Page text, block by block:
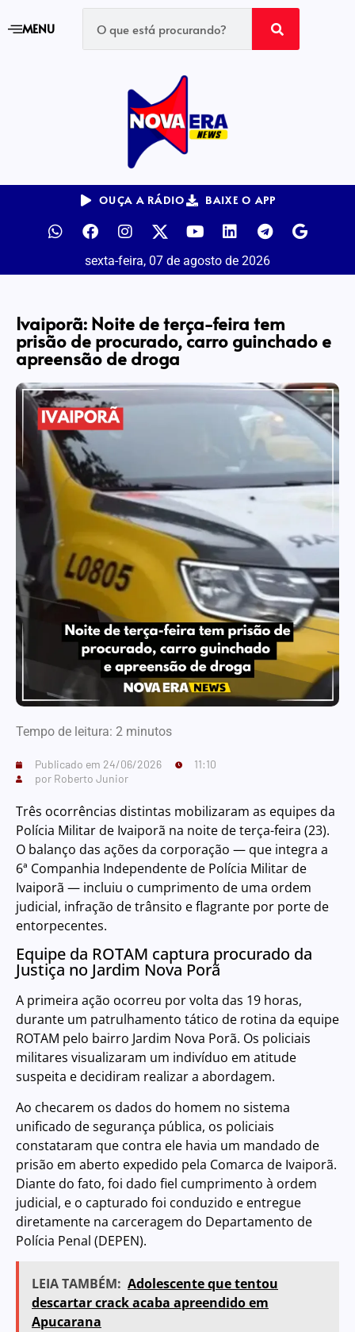
MENU
OUÇA A RÁDIO BAIXE O APP
sexta-feira, 07 de agosto de 2026
Ivaiporã: Noite de terça-feira tem
prisão de procurado, carro guinchado e
apreensão de droga
Tempo de leitura: 2 minutos
Publicado em 24/06/2026
11:10
por Roberto Junior
Três ocorrências distintas mobilizaram as equipes da
Polícia Militar de Ivaiporã na noite de terça-feira (23).
O balanço das ações da corporação — que integra a
6ª Companhia Independente de Polícia Militar de
Ivaiporã — incluiu o cumprimento de uma ordem
judicial, infração de trânsito e flagrante por porte de
entorpecentes.
Equipe da ROTAM captura procurado da
Justiça no Jardim Nova Porã
A primeira ação ocorreu por volta das 19 horas,
durante um patrulhamento tático de rotina da equipe
ROTAM pelo bairro Jardim Nova Porã. Os policiais
militares visualizaram um indivíduo em atitude
suspeita e decidiram realizar a abordagem.
Ao checarem os dados do homem no sistema
unificado de segurança pública, os policiais
constataram que contra ele havia um mandado de
prisão em aberto expedido pela Comarca de Ivaiporã.
Diante do fato, foi dado fiel cumprimento à ordem
judicial, e o capturado foi conduzido e entregue
diretamente na carceragem do Departamento de
Polícia Penal (DEPEN).
LEIA TAMBÉM: Adolescente que tentou
descartar crack acaba apreendido em
Apucarana